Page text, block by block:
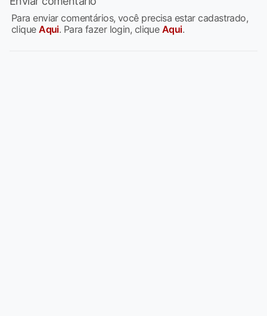
Para enviar comentários, você precisa estar cadastrado,
cliqueAqui. Para fazer login, clique Aqui.